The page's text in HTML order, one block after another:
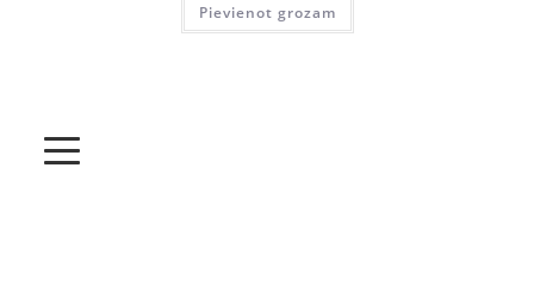
Pievienot grozam